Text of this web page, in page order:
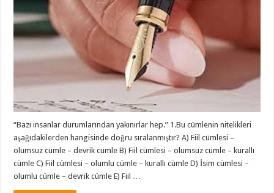
“Bazı insanlar durumlarından yakınırlar hep.” 1.Bu cümlenin nitelikleri
aşağıdakilerden hangisinde doğru sıralanmıştır? A) Fiil cümlesi –
olumsuz cümle – devrik cümle B) Fiil cümlesi – olumsuz cümle – kurallı
cümle C) Fiil cümlesi – olumlu cümle – kurallı cümle D) İsim cümlesi –
olumlu cümle – devrik cümle E) Fiil …